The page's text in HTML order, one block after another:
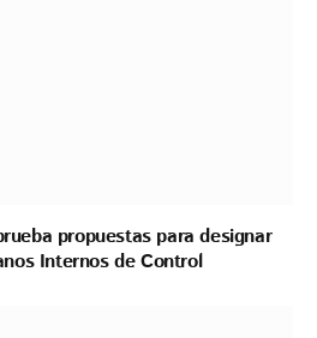
propuestas para designar
Internos de Control